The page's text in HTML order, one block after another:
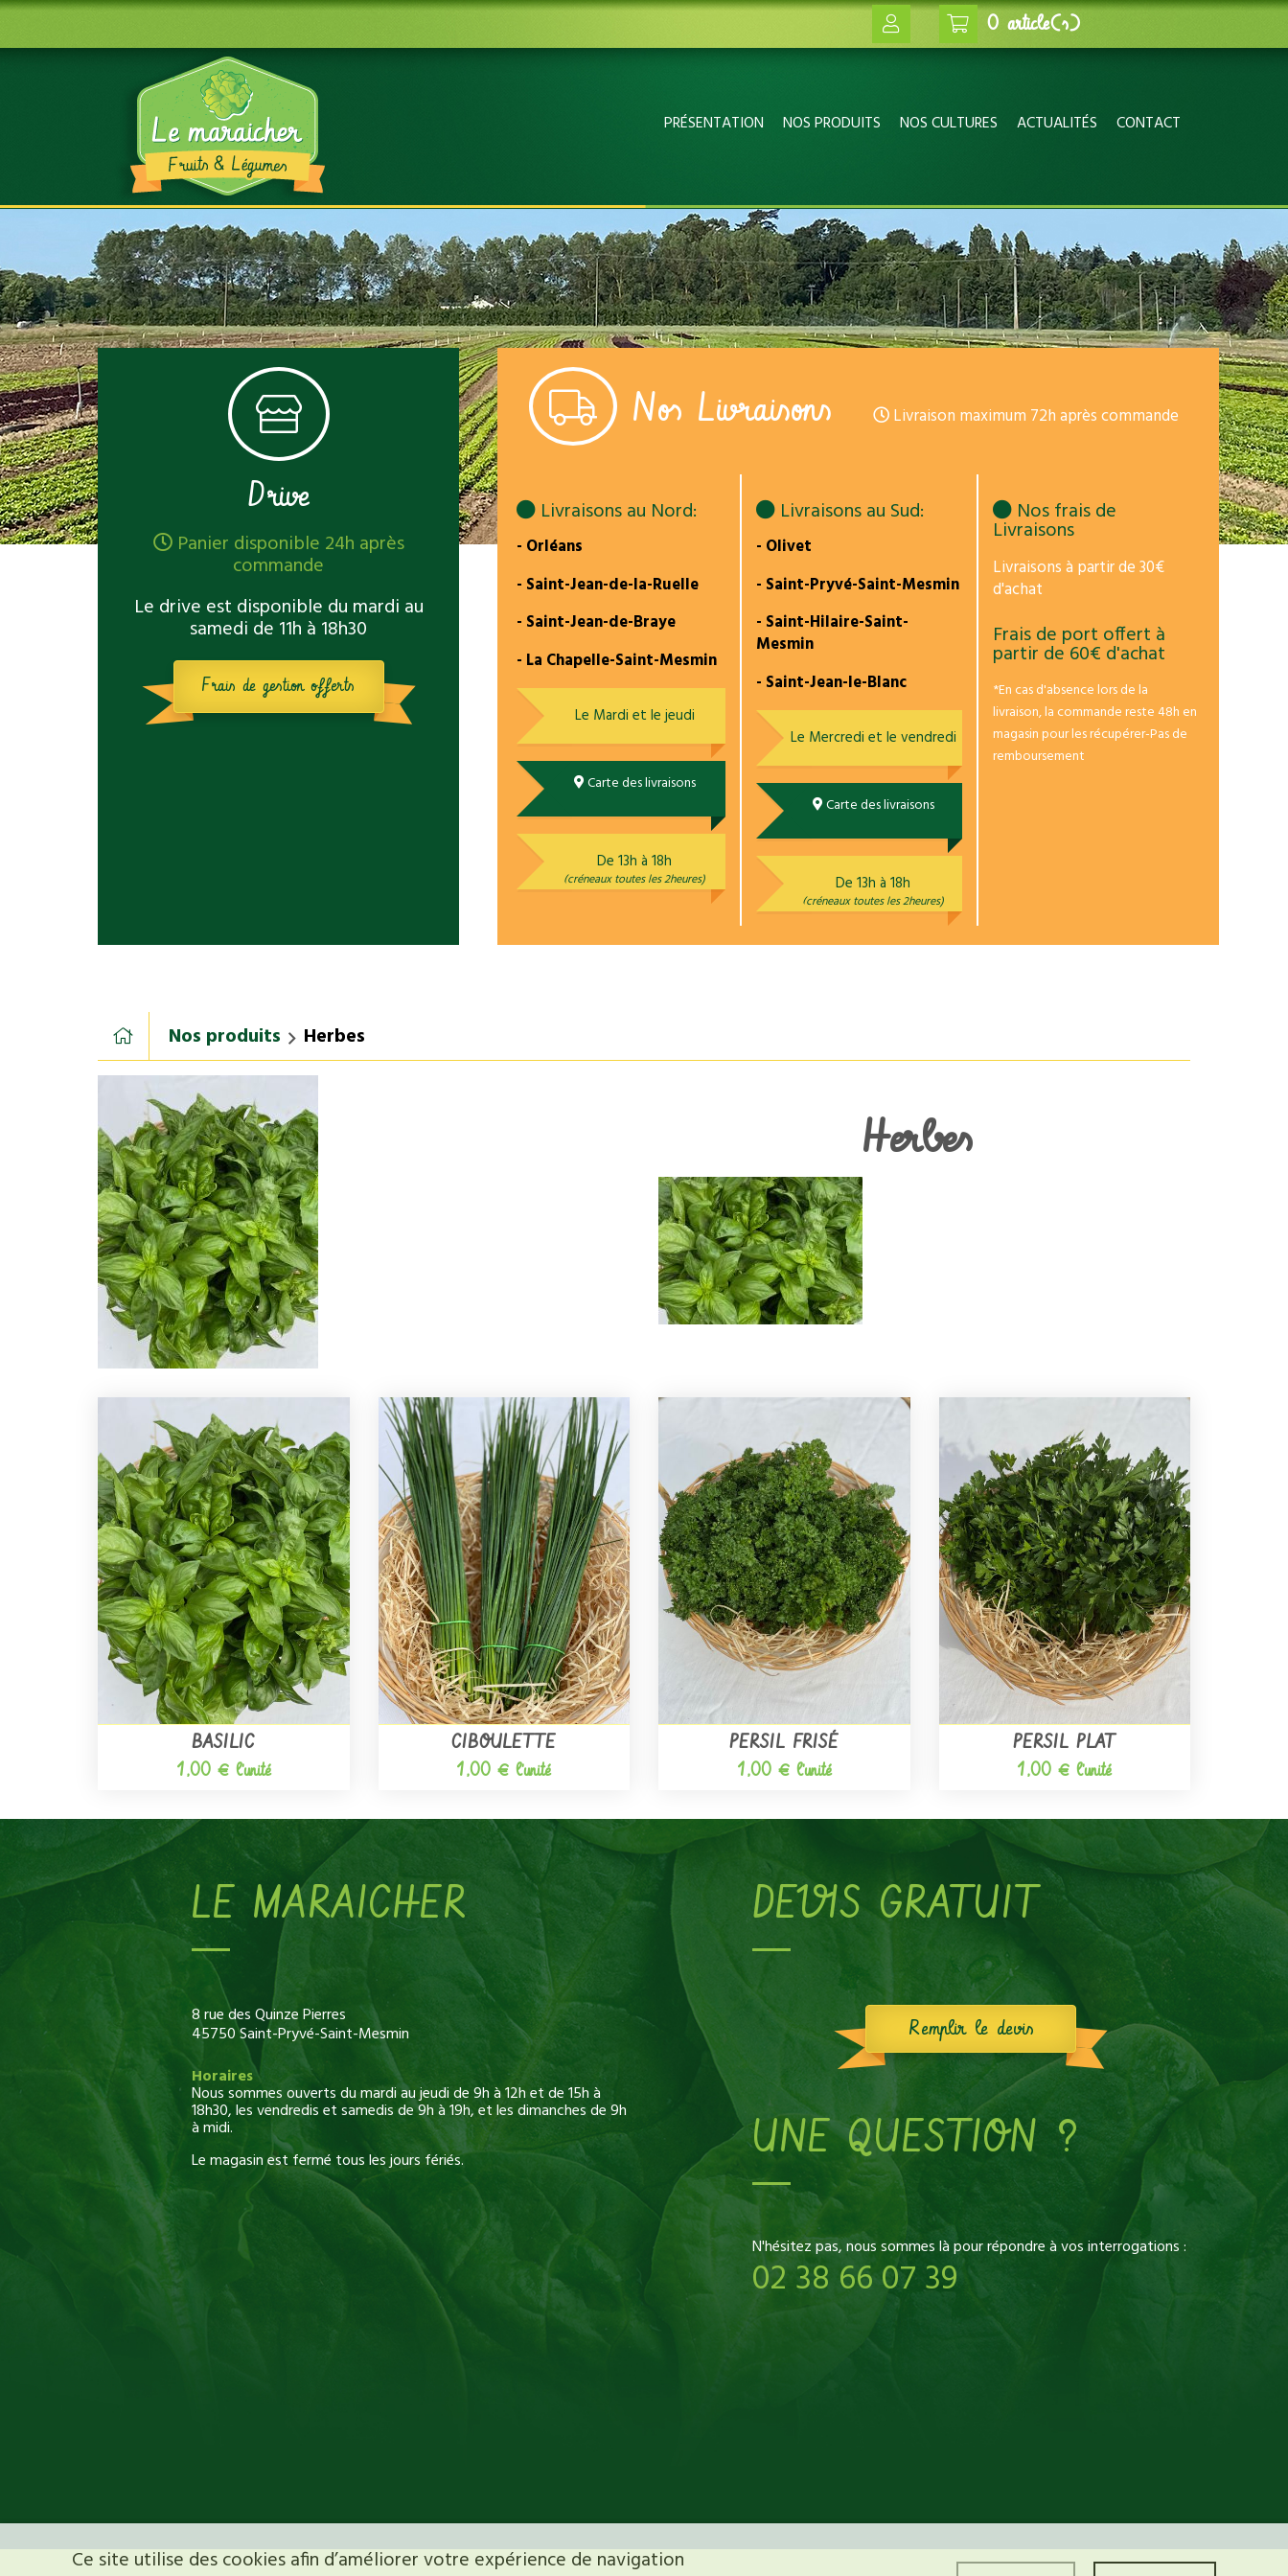
0 article(s)
PRÉSENTATION NOS PRODUITS NOS CULTURES ACTUALITÉS CONTACT
Drive
Panier disponible 24h après
commande
Le drive est disponible du mardi au
samedi de 11h à 18h30
Frais de gestion offerts
Nos Livraisons Livraison maximum 72h après commande
Livraisons au Nord:
- Orléans
- Saint-Jean-de-la-Ruelle
- Saint-Jean-de-Braye
- La Chapelle-Saint-Mesmin
Le Mardi et le jeudi
Carte des livraisons
De 13h à 18h
(créneaux toutes les 2heures)
Livraisons au Sud:
- Olivet
- Saint-Pryvé-Saint-Mesmin
- Saint-Hilaire-Saint-
Mesmin
- Saint-Jean-le-Blanc
Le Mercredi et le vendredi
Carte des livraisons
De 13h à 18h
(créneaux toutes les 2heures)
Nos frais de
Livraisons
Livraisons à partir de 30€
d'achat
Frais de port offert à
partir de 60€ d'achat
*En cas d'absence lors de la
livraison, la commande reste 48h en
magasin pour les récupérer-Pas de
remboursement
Nos produits Herbes
Herbes
BASILIC
1,00 € l'unité
CIBOULETTE
1,00 € l'unité
PERSIL FRISÉ
1,00 € l'unité
PERSIL PLAT
1,00 € l'unité
DEVIS GRATUIT
Remplir le devis
UNE QUESTION ?
N'hésitez pas, nous sommes là pour répondre à vos interrogations :
02 38 66 07 39
LE MARAICHER
8 rue des Quinze Pierres
45750 Saint-Pryvé-Saint-Mesmin
Horaires
Nous sommes ouverts du mardi au jeudi de 9h à 12h et de 15h à
18h30, les vendredis et samedis de 9h à 19h, et les dimanches de 9h
à midi.
Le magasin est fermé tous les jours fériés.
Ce site utilise des cookies afin d’améliorer votre expérience de navigation